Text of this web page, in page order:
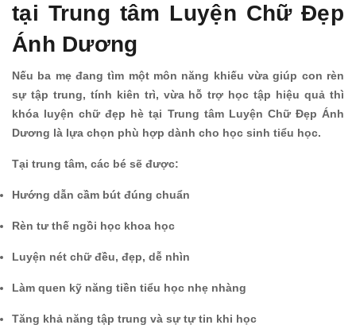
tại Trung tâm Luyện Chữ Đẹp
Ánh Dương
Nếu ba mẹ đang tìm một môn năng khiếu vừa giúp con rèn
sự tập trung, tính kiên trì, vừa hỗ trợ học tập hiệu quả thì
khóa luyện chữ đẹp hè tại Trung tâm Luyện Chữ Đẹp Ánh
Dương là lựa chọn phù hợp dành cho học sinh tiểu học.
Tại trung tâm, các bé sẽ được:
Hướng dẫn cầm bút đúng chuẩn
Rèn tư thế ngồi học khoa học
Luyện nét chữ đều, đẹp, dễ nhìn
Làm quen kỹ năng tiền tiểu học nhẹ nhàng
Tăng khả năng tập trung và sự tự tin khi học